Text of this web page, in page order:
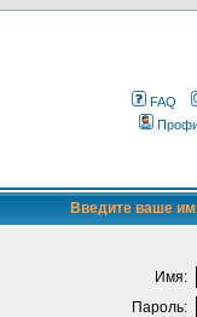
FAQ
Введите ваше
Имя:
Пароль: